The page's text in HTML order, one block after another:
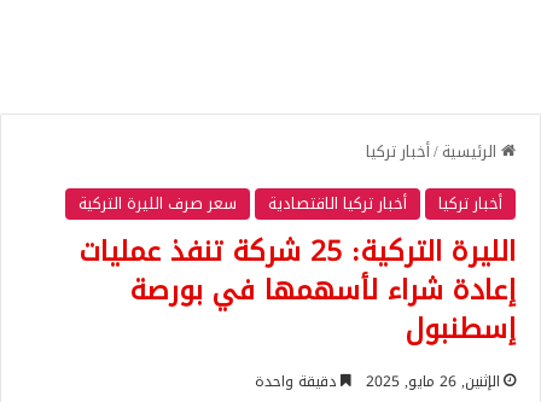
الرئيسية/أخبار تركيا
أخبار تركيا
أخبار تركيا الاقتصادية سعر صرف الليرة التركية
الليرة التركية: 25 شركة تنفذ عمليات
إعادة شراء لأسهمها في بورصة
إسطنبول
الإثنين, 26 مايو, 2025 دقيقة واحدة